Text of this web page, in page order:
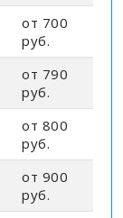
от 700
руб.
от 790
руб.
от 800
руб.
от 900
руб.